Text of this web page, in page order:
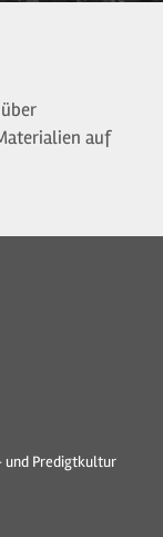
auf
und Predigtkultur